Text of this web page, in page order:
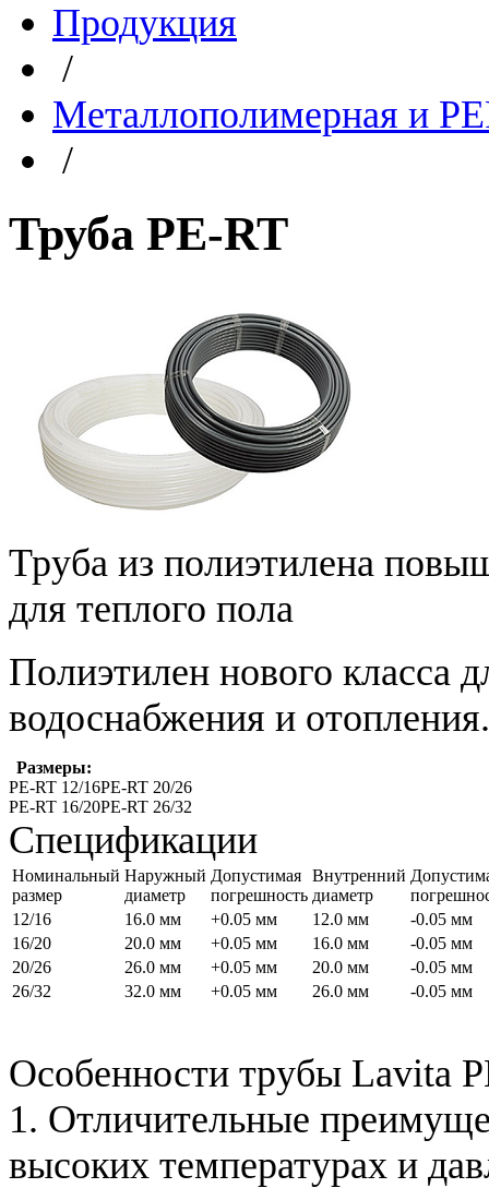
Продукция
/
Металлополимерная и
/
Труба PE-RT
Труба из полиэтилена
для теплого пола
Полиэтилен нового класса
водоснабжения и отопления.
Размеры:
PE-RT 12/16PE-RT 20/26
PE-RT 16/20PE-RT 26/32
Спецификации
Номинальный
размер
Наружный
диаметр
Допустимая
погрешность
Внутренний
диаметр
12/16
16.0 мм +0.05 мм 12.0 мм
-0.05 мм
16/20
20.0 мм +0.05 мм 16.0 мм
-0.05 мм
20/26
26.0 мм +0.05 мм 20.0 мм
-0.05 мм
26/32
32.0 мм +0.05 мм 26.0 мм -0.05 мм
Особенности трубы Lavita
1. Отличительные
высоких температурах и